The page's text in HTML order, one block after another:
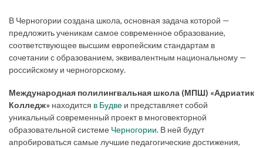
В Черногории создана школа, основная задача которой —
предложить ученикам самое современное образование,
соответствующее высшим европейским стандартам в
сочетании с образованием, эквивалентным национальному —
российскому и черногорскому.
Международная полилингвальная школа (МПШ) «Адриатик
Колледж» находится в Будве и представляет собой
уникальный современный проект в многовекторной
образовательной системе Черногории. В ней будут
апробироваться самые лучшие педагогические достижения,